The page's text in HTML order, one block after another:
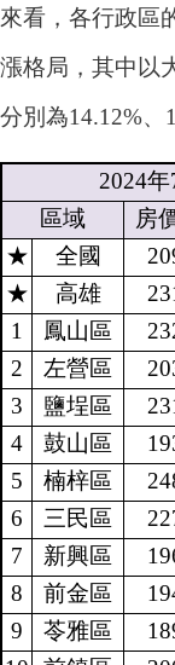
來看，各行政區
漲格局，其中以
分別為14.12%、
2024年
區域
房
★
全國
★
高雄
1
鳳山區
2
左營區
3
鹽埕區
4
鼓山區
5
楠梓區
6
三民區
7
新興區
8
前金區
9
苓雅區